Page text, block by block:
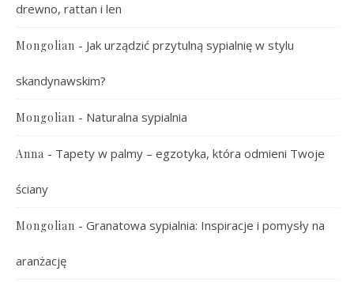
drewno, rattan i len
Mongolian - Jak urządzić przytulną sypialnię w stylu
skandynawskim?
Mongolian - Naturalna sypialnia
Anna - Tapety w palmy – egzotyka, która odmieni Twoje
ściany
Mongolian - Granatowa sypialnia: Inspiracje i pomysły na
aranżację